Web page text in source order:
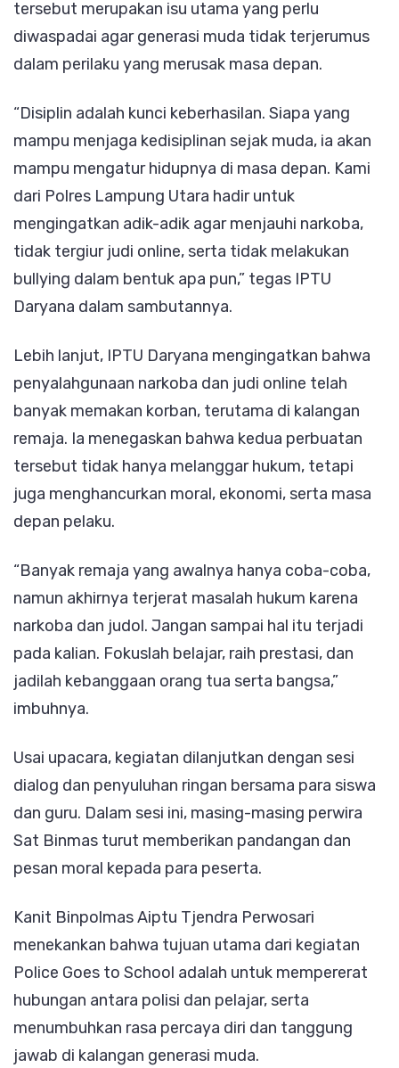
tersebut merupakan isu utama yang perlu
diwaspadai agar generasi muda tidak terjerumus
dalam perilaku yang merusak masa depan.
“Disiplin adalah kunci keberhasilan. Siapa yang
mampu menjaga kedisiplinan sejak muda, ia akan
mampu mengatur hidupnya di masa depan. Kami
dari Polres Lampung Utara hadir untuk
mengingatkan adik-adik agar menjauhi narkoba,
tidak tergiur judi online, serta tidak melakukan
bullying dalam bentuk apa pun,” tegas IPTU
Daryana dalam sambutannya.
Lebih lanjut, IPTU Daryana mengingatkan bahwa
penyalahgunaan narkoba dan judi online telah
banyak memakan korban, terutama di kalangan
remaja. Ia menegaskan bahwa kedua perbuatan
tersebut tidak hanya melanggar hukum, tetapi
juga menghancurkan moral, ekonomi, serta masa
depan pelaku.
“Banyak remaja yang awalnya hanya coba-coba,
namun akhirnya terjerat masalah hukum karena
narkoba dan judol. Jangan sampai hal itu terjadi
pada kalian. Fokuslah belajar, raih prestasi, dan
jadilah kebanggaan orang tua serta bangsa,”
imbuhnya.
Usai upacara, kegiatan dilanjutkan dengan sesi
dialog dan penyuluhan ringan bersama para siswa
dan guru. Dalam sesi ini, masing-masing perwira
Sat Binmas turut memberikan pandangan dan
pesan moral kepada para peserta.
Kanit Binpolmas Aiptu Tjendra Perwosari
menekankan bahwa tujuan utama dari kegiatan
Police Goes to School adalah untuk mempererat
hubungan antara polisi dan pelajar, serta
menumbuhkan rasa percaya diri dan tanggung
jawab di kalangan generasi muda.